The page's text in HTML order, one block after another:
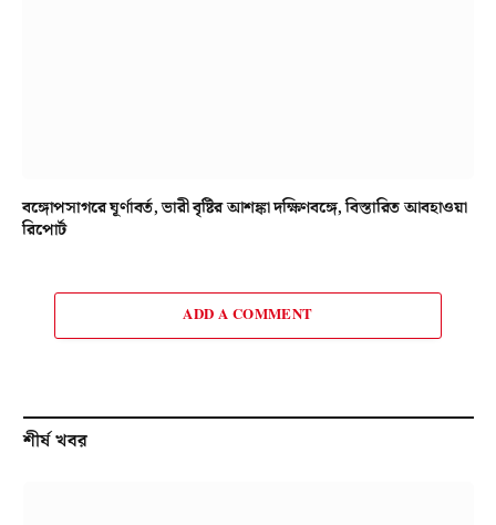
বঙ্গোপসাগরে ঘূর্ণাবর্ত, ভারী বৃষ্টির আশঙ্কা দক্ষিণবঙ্গে, বিস্তারিত আবহাওয়া
রিপোর্ট
ADD A COMMENT
শীর্ষ খবর